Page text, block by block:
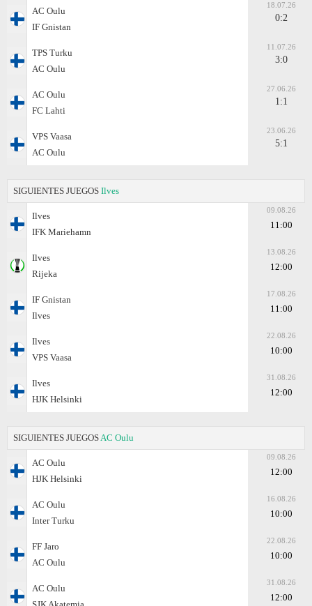
AC Oulu
IF Gnistan
18.07.26
0:2
TPS Turku
AC Oulu
11.07.26
3:0
AC Oulu
FC Lahti
27.06.26
1:1
VPS Vaasa
AC Oulu
23.06.26
5:1
SIGUIENTES JUEGOS Ilves
Ilves
IFK Mariehamn
09.08.26
11:00
Ilves
Rijeka
13.08.26
12:00
IF Gnistan
Ilves
17.08.26
11:00
Ilves
VPS Vaasa
22.08.26
10:00
Ilves
HJK Helsinki
31.08.26
12:00
SIGUIENTES JUEGOS AC Oulu
AC Oulu
HJK Helsinki
09.08.26
12:00
AC Oulu
Inter Turku
16.08.26
10:00
FF Jaro
AC Oulu
22.08.26
10:00
AC Oulu
31.08.26
12:00